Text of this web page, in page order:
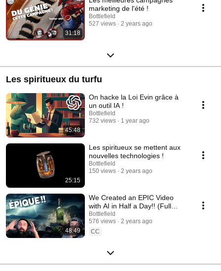
31:18
marketing de l'été !
Bottlefield
527 views
2 years ago
Les spiritueux du turfu
45:48
On hacke la Loi Evin grâce à
un outil IA !
Bottlefield
732 views
1 year ago
25:15
Les spiritueux se mettent aux
nouvelles technologies !
Bottlefield
150 views
2 years ago
48:49
We Created an EPIC Video
with AI in Half a Day!! (Full
Masterclass)
Bottlefield
576 views
2 years ago
CC